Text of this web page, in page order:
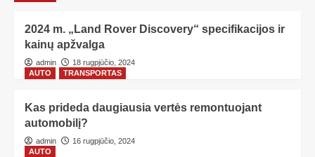
2024 m. „Land Rover Discovery“ specifikacijos ir
kainų apžvalga
admin
18 rugpjūčio, 2024
AUTO
TRANSPORTAS
Kas prideda daugiausia vertės remontuojant
automobilį?
admin
16 rugpjūčio, 2024
AUTO